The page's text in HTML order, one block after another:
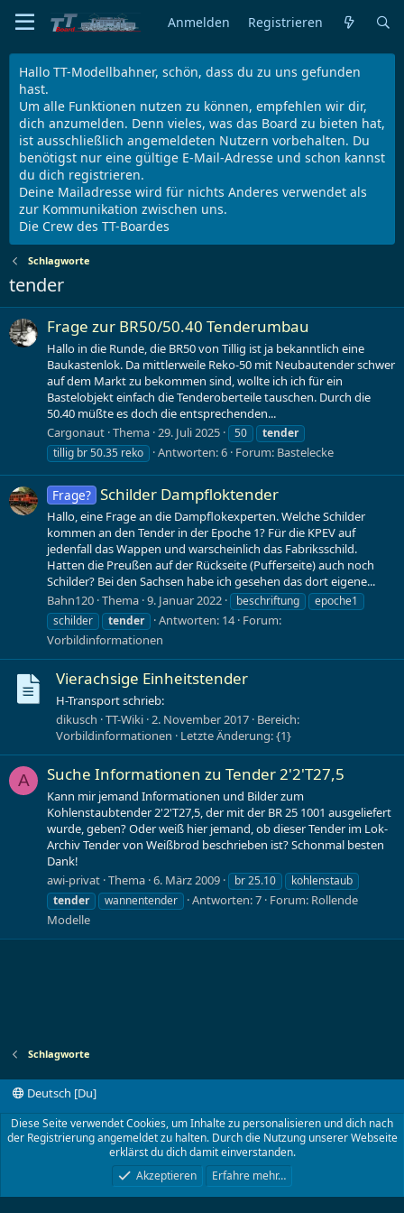
Anmelden Registrieren
Hallo TT-Modellbahner, schön, dass du zu uns gefunden
hast.
Um alle Funktionen nutzen zu können, empfehlen wir dir,
dich anzumelden. Denn vieles, was das Board zu bieten hat,
ist ausschließlich angemeldeten Nutzern vorbehalten. Du
benötigst nur eine gültige E-Mail-Adresse und schon kannst
du dich registrieren.
Deine Mailadresse wird für nichts Anderes verwendet als
zur Kommunikation zwischen uns.
Die Crew des TT-Boardes
Schlagworte
tender
Frage zur BR50/50.40 Tenderumbau
Hallo in die Runde, die BR50 von Tillig ist ja bekanntlich eine
Baukastenlok. Da mittlerweile Reko-50 mit Neubautender schwer
auf dem Markt zu bekommen sind, wollte ich ich für ein
Bastelobjekt einfach die Tenderoberteile tauschen. Durch die
50.40 müßte es doch die entsprechenden...
Cargonaut Thema 29. Juli 2025 50
tender
tillig br 50.35 reko
Antworten: 6 Forum: Bastelecke
Frage? Schilder Dampfloktender
Hallo, eine Frage an die Dampflokexperten. Welche Schilder
kommen an den Tender in der Epoche 1? Für die KPEV auf
jedenfall das Wappen und warscheinlich das Fabriksschild.
Hatten die Preußen auf der Rückseite (Pufferseite) auch noch
Schilder? Bei den Sachsen habe ich gesehen das dort eigene...
Bahn120 Thema 9. Januar 2022 beschriftung
epoche1
schilder
tender Antworten: 14 Forum:
Vorbildinformationen
Vierachsige Einheitstender
H-Transport schrieb:
dikusch TT-Wiki 2. November 2017 Bereich:
Vorbildinformationen
Letzte Änderung: {1}
A Suche Informationen zu Tender 2'2'T27,5
Kann mir jemand Informationen und Bilder zum
Kohlenstaubtender 2'2'T27,5, der mit der BR 25 1001 ausgeliefert
wurde, geben? Oder weiß hier jemand, ob dieser Tender im Lok-
Archiv Tender von Weißbrod beschrieben ist? Schonmal besten
Dank!
awi-privat Thema 6. März 2009 br 25.10
kohlenstaub
tender
wannentender Antworten: 7 Forum: Rollende
Modelle
Schlagworte
Deutsch [Du]
Kontakt
Nutzungsbedingungen
Datenschutz
Hilfe und Impressum
Start
R
S
Community platform by XenForo® © 2010-2024 XenForo Ltd.
©2001- 2023 von Lokwolf
Diese Seite verwendet Cookies, um Inhalte zu personalisieren und dich nach
der Registrierung angemeldet zu halten. Durch die Nutzung unserer Webseite
erklärst du dich damit einverstanden.
Akzeptieren
Erfahre mehr…